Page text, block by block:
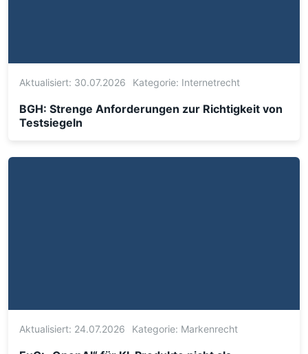
Aktualisiert: 30.07.2026 Kategorie: Internetrecht
BGH: Strenge Anforderungen zur Richtigkeit von
Testsiegeln
Aktualisiert: 24.07.2026 Kategorie: Markenrecht